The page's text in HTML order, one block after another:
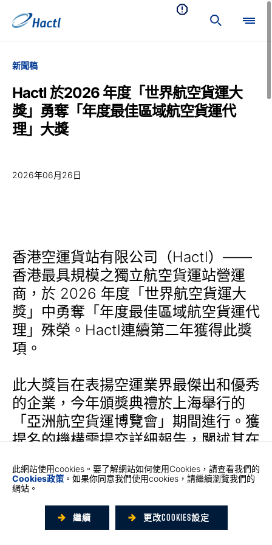
新聞稿
Hactl 於2026 年度「世界航空貨運大
獎」勇奪「年度最佳區域航空貨運代
理」大獎
2026年06月26日
香港空運貨站有限公司（Hactl）——
香港最具規模之獨立航空貨運站營運
商，於 2026 年度「世界航空貨運大
獎」中勇奪「年度最佳區域航空貨運代
理」殊榮。Hactl連續第二年獲得此獎
項。
此大獎旨在表揚空運業界最傑出和優秀
的企業，今年頒獎典禮於上海舉行的
「亞洲航空貨運博覽會」期間進行。獲
提名的機構需提交詳細報告，闡述其在
運效率、技術整合、安全與保安水平、
客戶滿意度，以及基礎建設與設施五大
準則進行評選，並透過業界投票選出各
個獎項得主。
此網站使用cookies。要了解網站如何使用Cookies，請查看我們的
Cookies政策 。如果你同意我們使用cookies，請繼續瀏覽我們的
網站。
繼續 更改COOKIES設定